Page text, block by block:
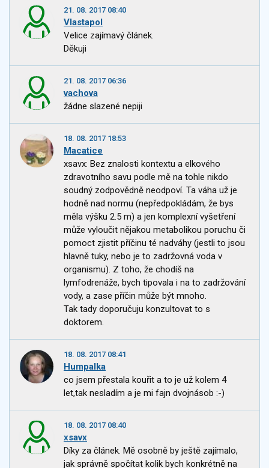
21. 08. 2017 08:40
Vlastapol
Velice zajímavý článek.
Děkuji
21. 08. 2017 06:36
vachova
žádne slazené nepiji
18. 08. 2017 18:53
Macatice
xsavx: Bez znalosti kontextu a elkového
zdravotního savu podle mě na tohle nikdo
soudný zodpovědně neodpoví. Ta váha už je
hodně nad normu (nepředpokládám, že bys
měla výšku 2.5 m) a jen komplexní vyšetření
může vyloučit nějakou metabolikou poruchu či
pomoct zjistit příčinu té nadváhy (jestli to jsou
hlavně tuky, nebo je to zadržovná voda v
organismu). Z toho, že chodíš na
lymfodrenáže, bych tipovala i na to zadržování
vody, a zase příčin může být mnoho.
Tak tady doporučuju konzultovat to s
doktorem.
18. 08. 2017 08:41
Humpalka
co jsem přestala kouřit a to je už kolem 4
let,tak nesladím a je mi fajn dvojnásob :-)
18. 08. 2017 08:40
xsavx
Díky za článek. Mě osobně by ještě zajímalo,
jak správně spočítat kolik bych konkrétně na